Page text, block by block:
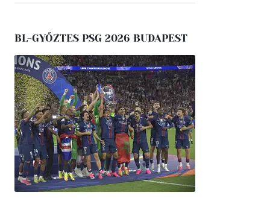
BL-GYŐZTES PSG 2026 BUDAPEST